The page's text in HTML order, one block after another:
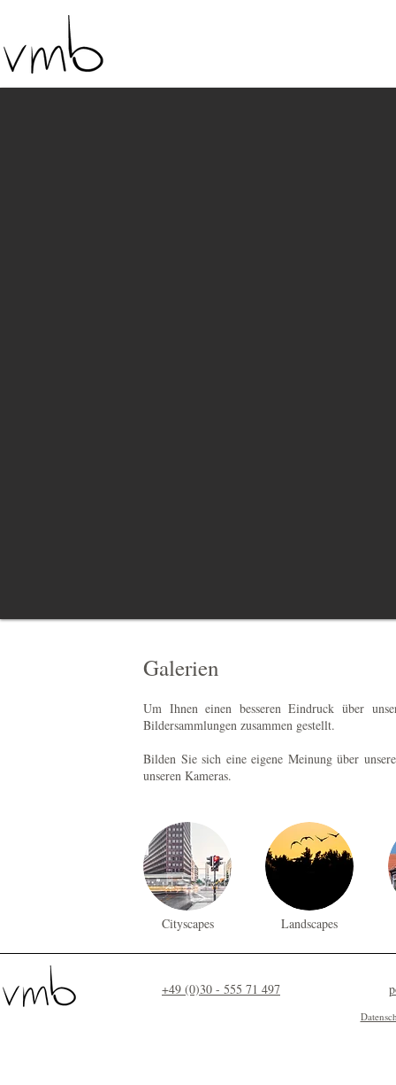
Galerien
Um Ihnen einen besseren Eindruck über
Bildersammlungen zusammen gestellt.
Bilden Sie sich eine eigene Meinung über
unseren Kameras.
Cityscapes Landscapes
+49 (0)30 - 555 71 497